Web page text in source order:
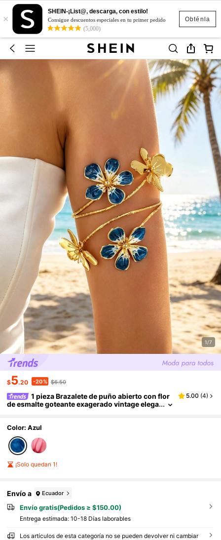
Obténla
×
SHEIN-¡List@, descarga, con estilo!
Consigue descuentos especiales en tu primer pedido
(5,000)
1/7
$5.20 -20% $6.50
1 pieza Brazalete de puño abierto con flor
de esmalte goteante exagerado vintage elega
5.00 (4)
Color: Azul
¡Solo quedan 1!
Envío a Ecuador
Envío gratis(Pedidos ≥ $150.00)
Entrega estimada: 10-18 Días laborables
Los artículos de esta categoría no se pueden devolver ni cambiar